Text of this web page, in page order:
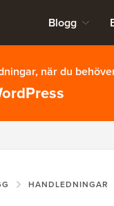
Blogg
när du
HANDLEDNINGAR